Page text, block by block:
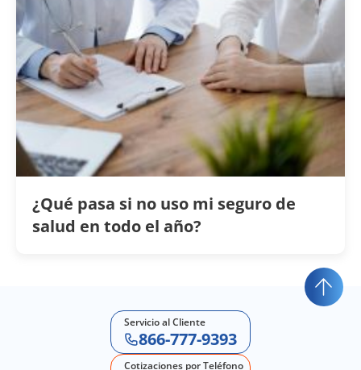
¿Qué pasa si no uso mi seguro de
salud en todo el año?
Servicio al Cliente
866-777-9393
Cotizaciones por Teléfono